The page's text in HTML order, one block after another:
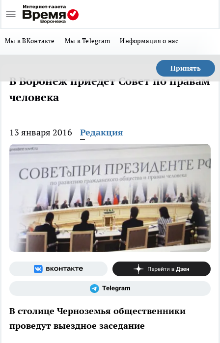
Мы в ВКонтакте Мы в Telegram Информация о нас
Принять
В Воронеж приедет Совет по правам
человека
13 января 2016 Редакция
В столице Черноземья общественники
проведут выездное заседание